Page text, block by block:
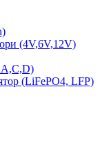
(4V,6V,12V)
(LiFePO4, LFP)